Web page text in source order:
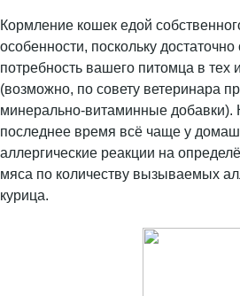
Кормление кошек едой
особенности, поскольку
потребность вашего питомца в тех
(возможно, по совету ветеринара
минерально-витаминные добавки).
последнее время всё чаще у
аллергические реакции на
мяса по количеству вызываемых
курица.